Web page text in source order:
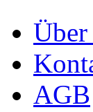
Über
AGB